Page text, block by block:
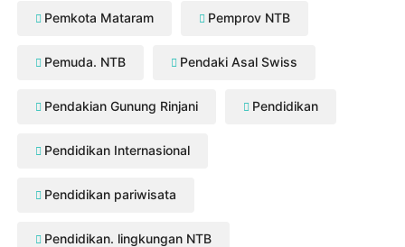
Pemkota Mataram Pemprov NTB
Pemuda. NTB Pendaki Asal Swiss
Pendakian Gunung Rinjani Pendidikan
Pendidikan Internasional
Pendidikan pariwisata
Pendidikan. lingkungan NTB